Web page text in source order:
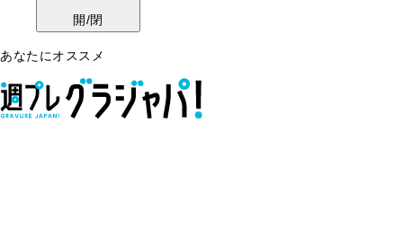
開/閉
あなたにオススメ